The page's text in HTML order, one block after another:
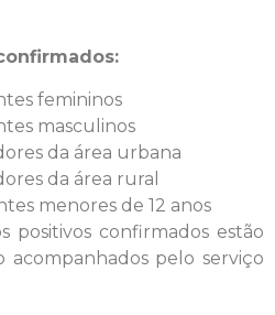
femininos
masculinos
da área urbana
da área rural
menores de 12 anos
positivos confirmados estão
acompanhados pelo serviço